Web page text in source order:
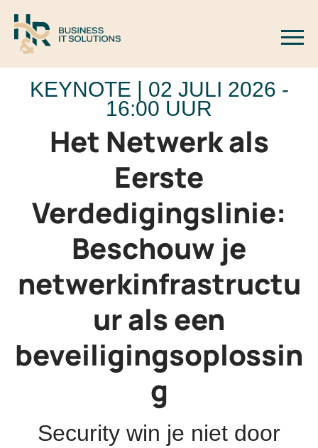
KEYNOTE | 02 JULI 2026 -
16:00 UUR
Het Netwerk als
Eerste
Verdedigingslinie:
Beschouw je
netwerkinfrastructu
ur als een
beveiligingsoplossin
g
Security win je niet door